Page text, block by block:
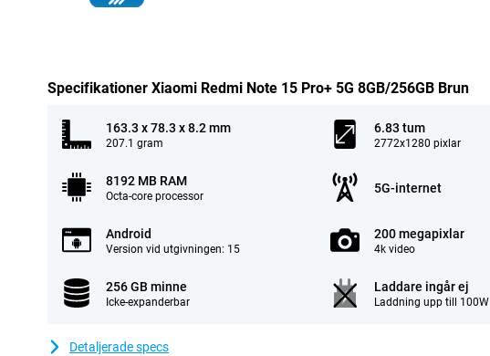
Specifikationer Xiaomi Redmi Note 15 Pro+ 5G 8GB/256GB Brun
163.3 x 78.3 x 8.2 mm
207.1 gram
6.83 tum
2772x1280 pixlar
8192 MB RAM
Octa-core processor
5G-internet
Android
Version vid utgivningen: 15
200 megapixlar
4k video
256 GB minne
Icke-expanderbar
Laddare ingår ej
Laddning upp till 100W
Detaljerade specs